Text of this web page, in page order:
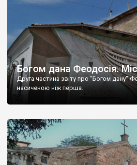
Богом дана Феодосія.
Друга частина звіту про "Богом дану"
насиченою ніж перша.